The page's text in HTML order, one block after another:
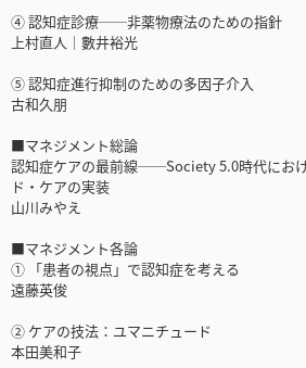
④ 認知症診療──非薬物療法のための指針
上村直人｜數井裕光
⑤ 認知症進行抑制のための多因子介入
古和久朋
■マネジメント総論
認知症ケアの最前線──Society 5.0時代にお
ド・ケアの実装
山川みやえ
■マネジメント各論
① 「患者の視点」で認知症を考える
遠藤英俊
② ケアの技法：ユマニチュード
本田美和子